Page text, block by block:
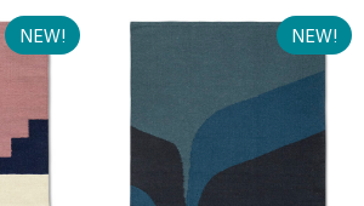
NEW! NEW!